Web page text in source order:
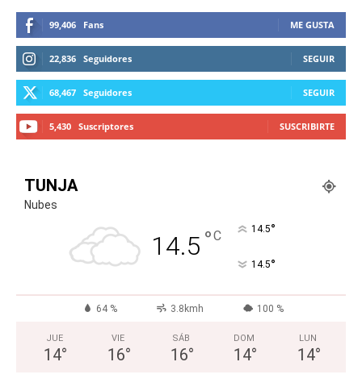
99,406 Fans ME GUSTA
22,836 Seguidores SEGUIR
68,467 Seguidores SEGUIR
5,430 Suscriptores SUSCRIBIRTE
TUNJA
Nubes
14.5 °C 14.5°
14.5°
64 % 3.8kmh 100 %
JUE
14°
VIE
16°
SÁB
16°
DOM
14°
LUN
14°